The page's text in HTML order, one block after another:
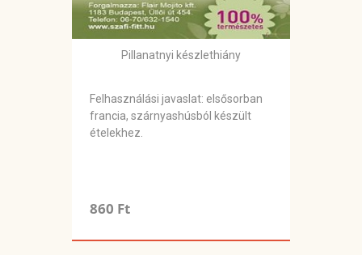
Pillanatnyi készlethiány
Felhasználási javaslat: elsősorban
francia, szárnyashúsból készült
ételekhez.
860 Ft